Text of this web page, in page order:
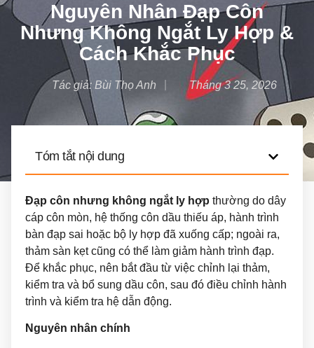
Nguyên Nhân Đạp Côn
Nhưng Không Ngắt Ly Hợp &
Cách Khắc Phục
Tác giả:Bùi Thọ Anh Tháng 3 25, 2026
Tóm tắt nội dung
Đạp côn nhưng không ngắt ly hợp thường do dây
cáp côn mòn, hệ thống côn dầu thiếu áp, hành trình
bàn đạp sai hoặc bộ ly hợp đã xuống cấp; ngoài ra,
thảm sàn kẹt cũng có thể làm giảm hành trình đạp.
Để khắc phục, nên bắt đầu từ việc chỉnh lại thảm,
kiểm tra và bổ sung dầu côn, sau đó điều chỉnh hành
trình và kiểm tra hệ dẫn động.
Nguyên nhân chính